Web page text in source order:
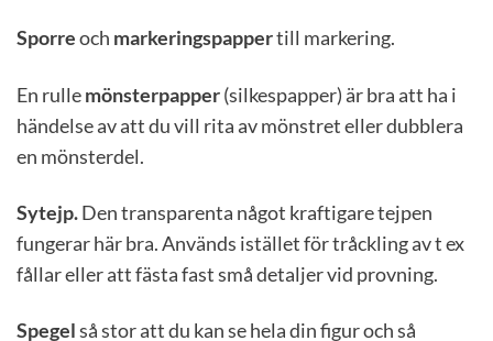
Sporreoch markeringspappertill markering.
En rullemönsterpapper(silkespapper) är bra att ha i
händelse av att du vill rita av mönstret eller dubblera
en mönsterdel.
Sytejp.Den transparenta något kraftigare tejpen
fungerar här bra. Används istället för tråckling av t ex
fållar eller att fästa fast små detaljer vid provning.
Spegelså stor att du kan se hela din figur och så